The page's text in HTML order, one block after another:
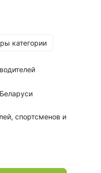
категории
спортсменов и